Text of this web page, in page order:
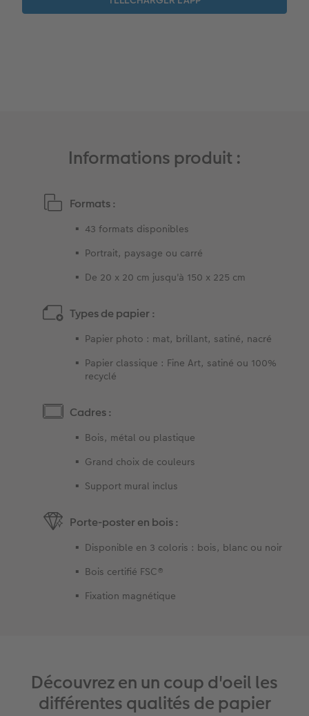
Album photo famille
Trouver une borne
Boîte cadeau
Informations produit :
Formats :
43 formats disponibles
Portrait, paysage ou carré
De 20 x 20 cm jusqu'à 150 x 225 cm
Types de papier :
Papier photo : mat, brillant, satiné, nacré
Papier classique : Fine Art, satiné ou 100%
recyclé
Cadres :
Bois, métal ou plastique
Grand choix de couleurs
Support mural inclus
Porte-poster en bois :
Disponible en 3 coloris : bois, blanc ou noir
Bois certifié FSC®
Fixation magnétique
Découvrez en un coup d'oeil les
différentes qualités de papier